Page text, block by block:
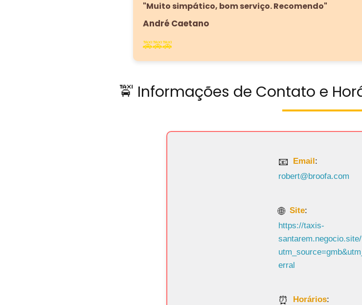
"Muito simpático, bom serviço. Recomendo"
André Caetano
🚕🚕🚕
🚖 Informações de Contato e
Email :
robert@broofa.com
Site:
https://taxis-
erral
Horários: